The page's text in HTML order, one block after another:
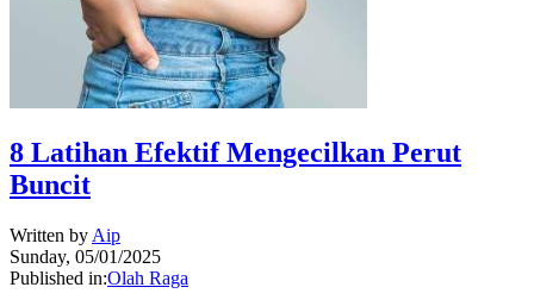
8 Latihan Efektif Mengecilkan Perut
Buncit
Written by Aip
Sunday, 05/01/2025
Published in:Olah Raga